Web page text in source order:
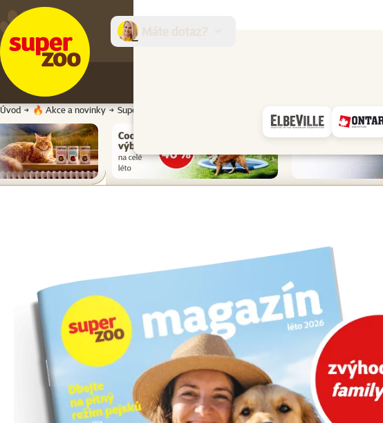
Úvod 🔥 Akce a novinky Super zoo magazín léto 2026